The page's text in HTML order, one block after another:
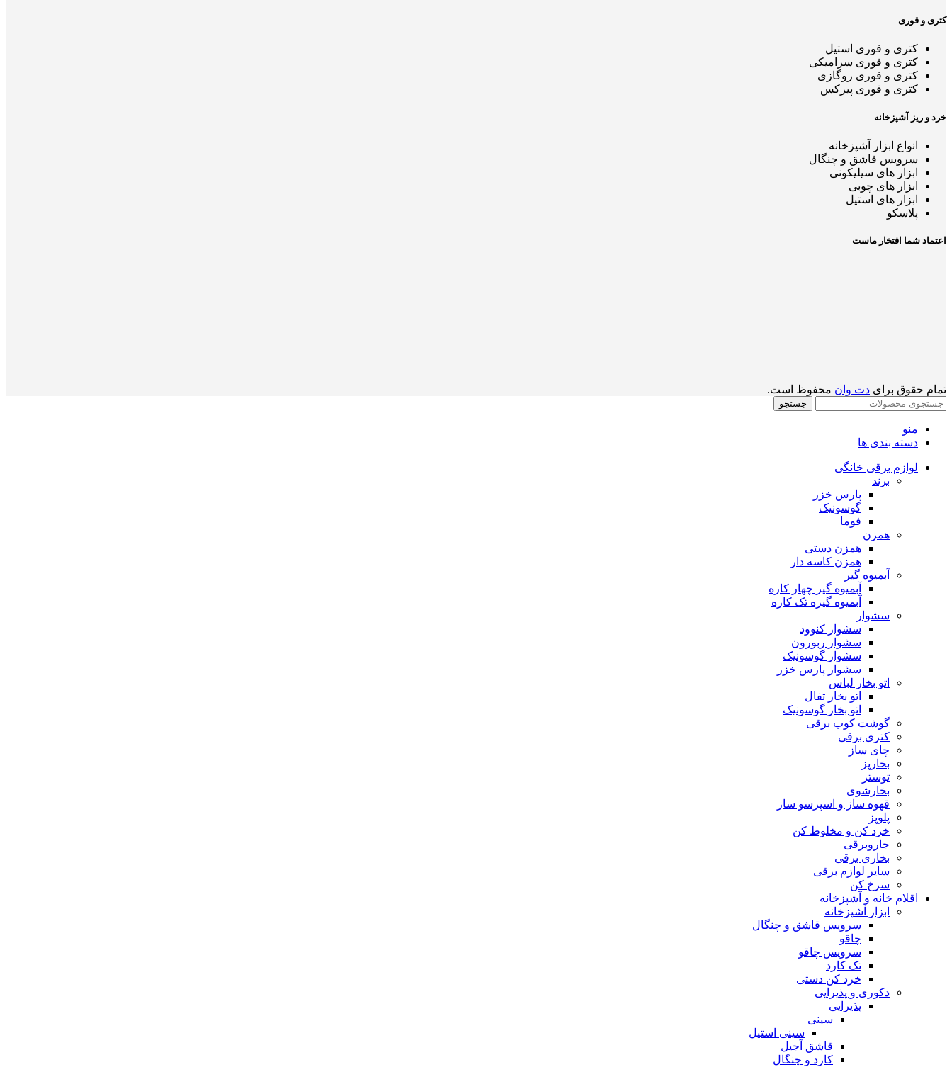
کتری و قوری
کتری و قوری استیل
کتری و قوری سرامیکی
کتری و قوری روگازی
کتری و قوری پیرکس
خرد و ریز آشپزخانه
انواع ابزار آشپزخانه
سرویس قاشق و چنگال
ابزار های سیلیکونی
ابزار های چوبی
ابزار های استیل
پلاسکو
اعتماد شما افتخار ماست
تمام حقوق برای دت وان محفوظ است.
جستجو
منو
دسته بندی ها
لوازم برقی خانگی
برند
پارس خزر
گوسونیک
فوما
همزن
همزن دستی
همزن کاسه دار
آبمیوه گیر
آبمیوه گیر چهار کاره
آبمیوه گیره تک کاره
سشوار
سشوار کنوود
سشوار ربورون
سشوار گوسونیک
سشوار پارس خزر
اتو بخار لباس
اتو بخار تفال
اتو بخار گوسونیک
گوشت کوب برقی
کتری برقی
چای ساز
بخارپز
توستر
بخارشوی
قهوه ساز و اسپرسو ساز
پلوپز
خرد کن و مخلوط کن
جاروبرقی
بخاری برقی
سایر لوازم برقی
سرخ کن
اقلام خانه و آشپزخانه
ابزار آشپزخانه
سرویس قاشق و چنگال
چاقو
سرویس چاقو
تک کارد
خرد کن دستی
دکوری و پذیرایی
پذیرایی
سینی
سینی استیل
قاشق آجیل
کارد و چنگال